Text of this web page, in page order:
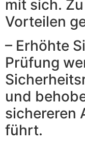
mit sich.
Vorteilen
– Erhöhte
Prüfung
und
sichereren
führt.